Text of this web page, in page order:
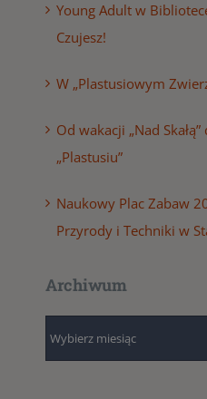
Young Adult w
Czujesz!
W „Plastusiowym
Od wakacji „Nad
„Plastusiu”
Naukowy Plac Zabaw
Przyrody i Techniki w
Archiwum